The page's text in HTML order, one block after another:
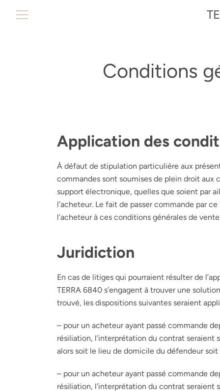
Conditions
Application des
À défaut de stipulation particulière aux
commandes sont soumises de plein droit aux
support électronique, quelles que soient par
l’acheteur. Le fait de passer commande par
l’acheteur à ces conditions générales de
Juridiction
En cas de litiges qui pourraient résulter de
TERRA 6840 s’engagent à trouver une
trouvé, les dispositions suivantes seraient
– pour un acheteur ayant passé commande
résiliation, l’interprétation du contrat
alors soit le lieu de domicile du défendeur
– pour un acheteur ayant passé commande
résiliation, l’interprétation du contrat